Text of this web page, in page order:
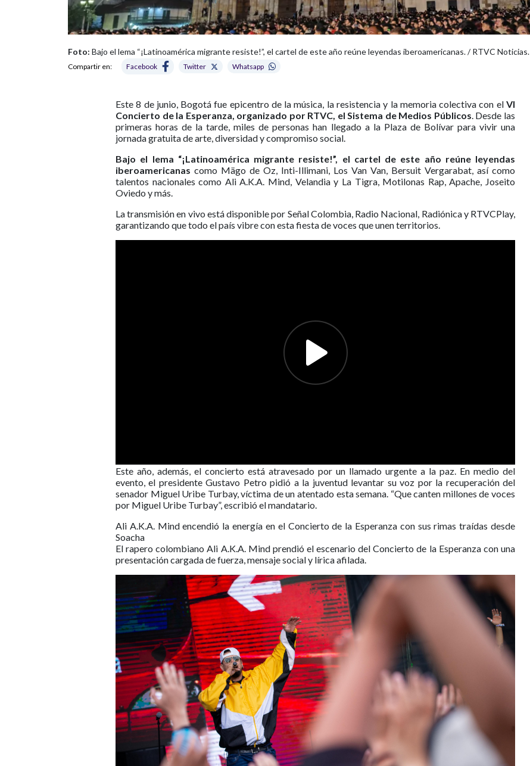
Foto: Bajo el lema “¡Latinoamérica migrante resiste!”, el cartel de este año reúne leyendas iberoamericanas. / RTVC Noticias.
Compartir en: Facebook Twitter Whatsapp
Este 8 de junio, Bogotá fue epicentro de la música, la resistencia y la memoria colectiva con el VI
Concierto de la Esperanza, organizado por RTVC, el Sistema de Medios Públicos. Desde las
primeras horas de la tarde, miles de personas han llegado a la Plaza de Bolívar para vivir una
jornada gratuita de arte, diversidad y compromiso social.
Bajo el lema “¡Latinoamérica migrante resiste!”, el cartel de este año reúne leyendas
iberoamericanas como Mägo de Oz, Inti-Illimani, Los Van Van, Bersuit Vergarabat, así como
talentos nacionales como Ali A.K.A. Mind, Velandia y La Tigra, Motilonas Rap, Apache, Joseito
Oviedo y más.
La transmisión en vivo está disponible por Señal Colombia, Radio Nacional, Radiónica y RTVCPlay,
garantizando que todo el país vibre con esta fiesta de voces que unen territorios.
Este año, además, el concierto está atravesado por un llamado urgente a la paz. En medio del
evento, el presidente Gustavo Petro pidió a la juventud levantar su voz por la recuperación del
senador Miguel Uribe Turbay, víctima de un atentado esta semana. “Que canten millones de voces
por Miguel Uribe Turbay”, escribió el mandatario.
Ali A.K.A. Mind encendió la energía en el Concierto de la Esperanza con sus rimas traídas desde
Soacha
El rapero colombiano Ali A.K.A. Mind prendió el escenario del Concierto de la Esperanza con una
presentación cargada de fuerza, mensaje social y lírica afilada.